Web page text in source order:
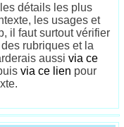
détails les plus
les usages et
il faut surtout vérifier
rubriques et la
aussivia ce
via ce lien pour